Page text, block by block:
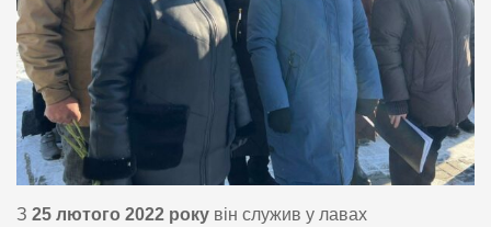
З 25 лютого 2022 року він служив у лавах